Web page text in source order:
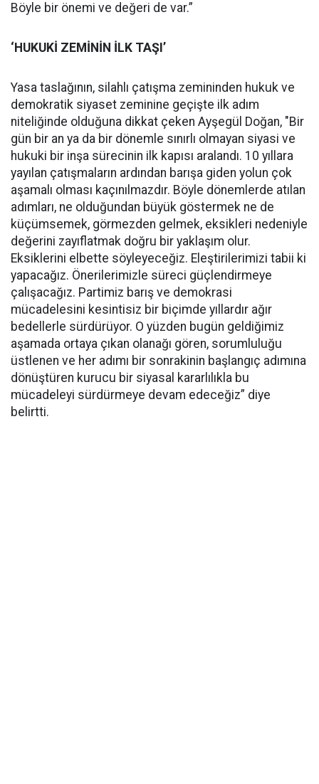
Böyle bir önemi ve değeri de var.”
‘HUKUKİ ZEMİNİN İLK TAŞI’
Yasa taslağının, silahlı çatışma zemininden hukuk ve
demokratik siyaset zeminine geçişte ilk adım
niteliğinde olduğuna dikkat çeken Ayşegül Doğan, "Bir
gün bir an ya da bir dönemle sınırlı olmayan siyasi ve
hukuki bir inşa sürecinin ilk kapısı aralandı. 10 yıllara
yayılan çatışmaların ardından barışa giden yolun çok
aşamalı olması kaçınılmazdır. Böyle dönemlerde atılan
adımları, ne olduğundan büyük göstermek ne de
küçümsemek, görmezden gelmek, eksikleri nedeniyle
değerini zayıflatmak doğru bir yaklaşım olur.
Eksiklerini elbette söyleyeceğiz. Eleştirilerimizi tabii ki
yapacağız. Önerilerimizle süreci güçlendirmeye
çalışacağız. Partimiz barış ve demokrasi
mücadelesini kesintisiz bir biçimde yıllardır ağır
bedellerle sürdürüyor. O yüzden bugün geldiğimiz
aşamada ortaya çıkan olanağı gören, sorumluluğu
üstlenen ve her adımı bir sonrakinin başlangıç adımına
dönüştüren kurucu bir siyasal kararlılıkla bu
mücadeleyi sürdürmeye devam edeceğiz” diye
belirtti.